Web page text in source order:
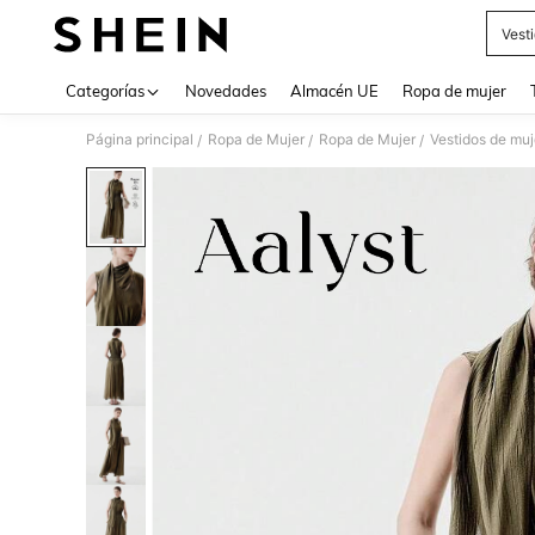
Categorías Novedades Almacén UE Ropa de mujer
Página principal / Ropa de Mujer / Ropa de Mujer / Vestidos de